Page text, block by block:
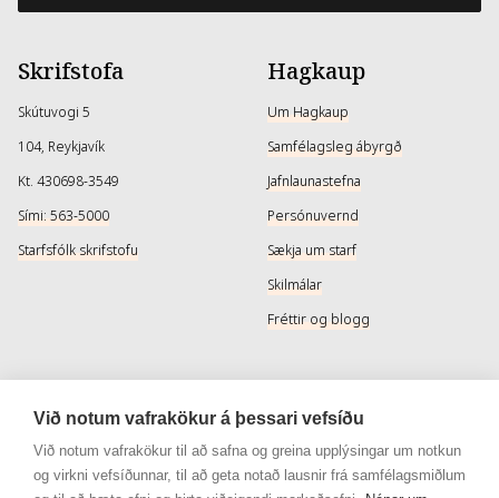
Skrifstofa
Skútuvogi 5
104, Reykjavík
Kt. 430698-3549
Sími: 563-5000
Starfsfólk skrifstofu
Hagkaup
Um Hagkaup
Samfélagsleg ábyrgð
Jafnlaunastefna
Persónuvernd
Sækja um starf
Skilmálar
Fréttir og blogg
Þjónusta
Afhendingarmöguleikar
Skilareglur
Samfélagsmiðlar
Instagram
Instagram - Snyrtivara
Við notum vafrakökur á þessari vefsíðu
Við notum vafrakökur til að safna og greina upplýsingar um notkun
og virkni vefsíðunnar, til að geta notað lausnir frá samfélagsmiðlum